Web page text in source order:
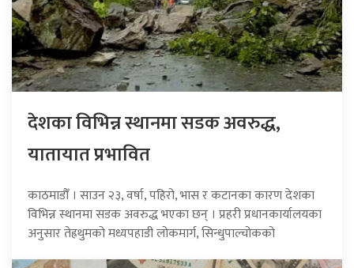
देशका विभिन्न स्थानमा सडक अवरुद्ध,
यातायात प्रभावित
काठमाडौँ । साउन २३, वर्षा, पहिरो, भास र कटानका कारण देशका
विभिन्न स्थानमा सडक अवरुद्ध भएका छन् । प्रहरी प्रधानकार्यालयका
अनुसार तेह्रथुमको मध्यपहाडी लोकमार्ग, सिन्धुपाल्चोकको